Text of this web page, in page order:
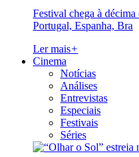
Festival chega à
Portugal, Espanha, Bra
Ler mais+
Cinema
Notícias
Análises
Entrevistas
Especiais
Festivais
Séries